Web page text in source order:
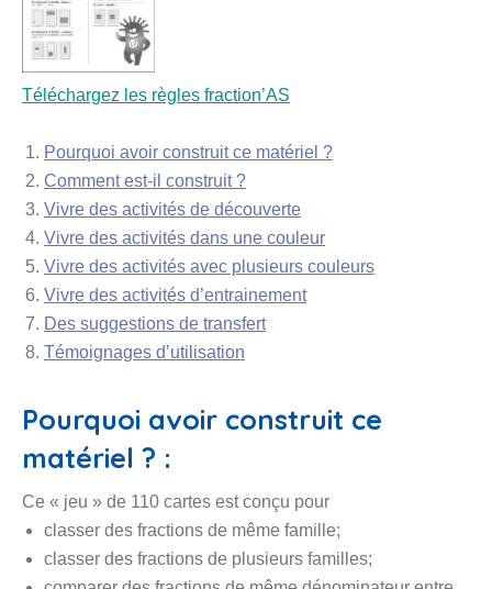
Téléchargez les règles fraction’AS
Pourquoi avoir construit ce matériel ?
Comment est-il construit ?
Vivre des activités de découverte
Vivre des activités dans une couleur
Vivre des activités avec plusieurs couleurs
Vivre des activités d’entrainement
Des suggestions de transfert
Témoignages d’utilisation
Pourquoi avoir construit ce
matériel ? :
Ce « jeu » de 110 cartes est conçu pour
classer des fractions de même famille;
classer des fractions de plusieurs familles;